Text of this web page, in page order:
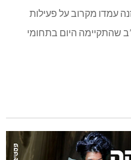
עמדו מקרוב על פעילות
שהתקיימה היום בתחומי